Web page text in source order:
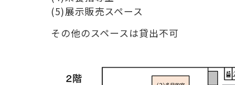
(5)展示販売スペース
その他のスペースは貸出不可